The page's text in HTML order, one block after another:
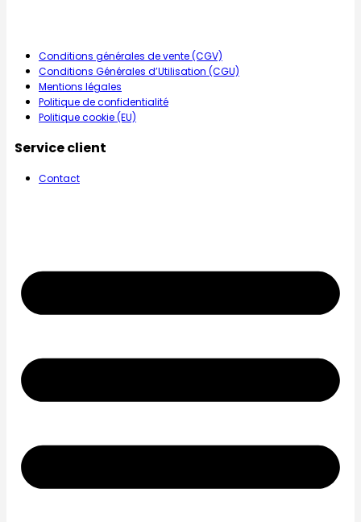
Conditions générales de vente (CGV)
Conditions Générales d’Utilisation (CGU)
Mentions légales
Politique de confidentialité
Politique cookie (EU)
Service client
Contact